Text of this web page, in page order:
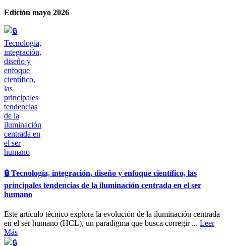
Edición mayo 2026
🔒​ Tecnología, integración, diseño y enfoque científico, las
principales tendencias de la iluminación centrada en el ser
humano
Este artículo técnico explora la evolución de la iluminación centrada
en el ser humano (HCL), un paradigma que busca corregir ... Leer
Más